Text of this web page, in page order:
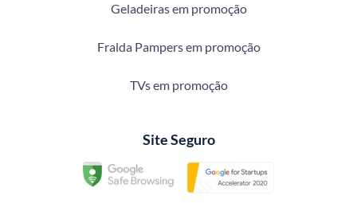
Geladeiras em promoção
Fralda Pampers em promoção
TVs em promoção
Site Seguro